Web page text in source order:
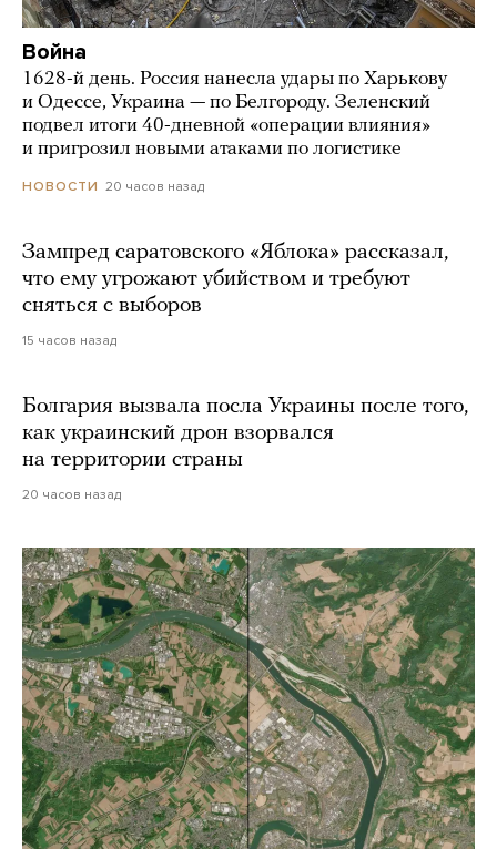
Война
1628-й день. Россия нанесла удары по Харькову
и Одессе, Украина — по Белгороду. Зеленский
подвел итоги 40-дневной «операции влияния»
и пригрозил новыми атаками по логистике
НОВОСТИ 20 часов назад
Зампред саратовского «Яблока» рассказал,
что ему угрожают убийством и требуют
сняться с выборов
15 часов назад
Болгария вызвала посла Украины после того,
как украинский дрон взорвался
на территории страны
20 часов назад